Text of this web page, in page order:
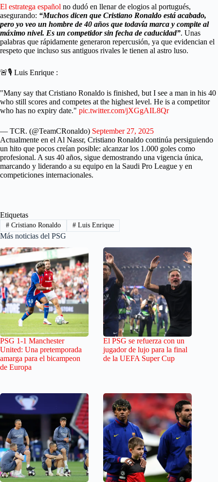
El estratega español no dudó en llenar de elogios al portugués,
asegurando: “Muchos dicen que Cristiano Ronaldo está acabado,
pero yo veo un hombre de 40 años que todavía marca y compite al
máximo nivel. Es un competidor sin fecha de caducidad”. Unas
palabras que rápidamente generaron repercusión, ya que evidencian el
respeto que incluso sus antiguos rivales le tienen al astro luso.
🚨🎙️ Luis Enrique :
"Many say that Cristiano Ronaldo is finished, but I see a man in his 40
who still scores and competes at the highest level. He is a competitor
who has no expiry date." pic.twitter.com/jXGgAIL8Qr
— TCR. (@TeamCRonaldo) September 27, 2025
Actualmente en el Al Nassr, Cristiano Ronaldo continúa persiguiendo
un hito que pocos creían posible: alcanzar los 1.000 goles como
profesional. A sus 40 años, sigue demostrando una vigencia única,
marcando y liderando a su equipo en la Saudi Pro League y en
competiciones internacionales.
Etiquetas
#Cristiano Ronaldo #Luis Enrique
Más noticias del PSG
PSG 1-1 Manchester
United: Una pretemporada
amarga para el bicampeon
de Europa
El PSG se refuerza con un
jugador de lujo para la final
de la UEFA Super Cup